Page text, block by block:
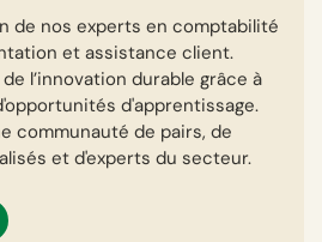
de nos experts en comptabilité
et assistance client.
l’innovation durable grâce à
d'apprentissage.
communauté de pairs, de
et d'experts du secteur.